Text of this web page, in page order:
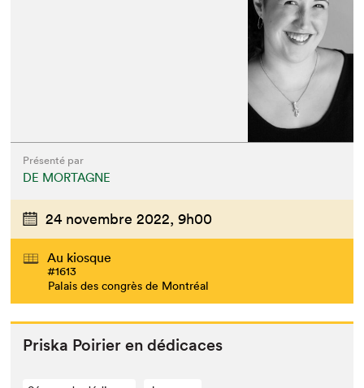
Présenté par
DE MORTAGNE
24 novembre 2022, 9h00
Au kiosque
#1613
Palais des congrès de Montréal
Priska Poiri­er en dédicaces